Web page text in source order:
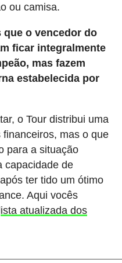
ou camisa.
que o vencedor do
ficar integralmente
mas fazem
estabelecida por
o Tour distribui uma
mas o que
para a situação
capacidade de
ter tido um ótimo
Aqui vocês
ista atualizada dos